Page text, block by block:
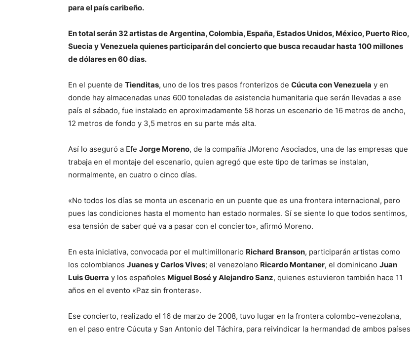
para el país caribeño.
En total serán 32 artistas de Argentina, Colombia, España, Estados Unidos, México, Puerto Rico,
Suecia y Venezuela quienes participarán del concierto que busca recaudar hasta 100 millones
de dólares en 60 días.
En el puente de Tienditas, uno de los tres pasos fronterizos de Cúcuta con Venezuela y en
donde hay almacenadas unas 600 toneladas de asistencia humanitaria que serán llevadas a ese
país el sábado, fue instalado en aproximadamente 58 horas un escenario de 16 metros de ancho,
12 metros de fondo y 3,5 metros en su parte más alta.
Así lo aseguró a Efe Jorge Moreno, de la compañía JMoreno Asociados, una de las empresas que
trabaja en el montaje del escenario, quien agregó que este tipo de tarimas se instalan,
normalmente, en cuatro o cinco días.
«No todos los días se monta un escenario en un puente que es una frontera internacional, pero
pues las condiciones hasta el momento han estado normales. Sí se siente lo que todos sentimos,
esa tensión de saber qué va a pasar con el concierto», afirmó Moreno.
En esta iniciativa, convocada por el multimillonario Richard Branson, participarán artistas como
los colombianos Juanes y Carlos Vives; el venezolano Ricardo Montaner, el dominicano Juan
Luis Guerra y los españoles Miguel Bosé y Alejandro Sanz, quienes estuvieron también hace 11
años en el evento «Paz sin fronteras».
Ese concierto, realizado el 16 de marzo de 2008, tuvo lugar en la frontera colombo-venezolana,
en el paso entre Cúcuta y San Antonio del Táchira, para reivindicar la hermandad de ambos países